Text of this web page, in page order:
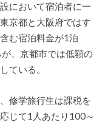
において宿泊者に一
京都と大阪府ではす
む宿泊料金が1泊
、京都市では低額の
ている。
修学旅行生は課税を
じて1人あたり100～